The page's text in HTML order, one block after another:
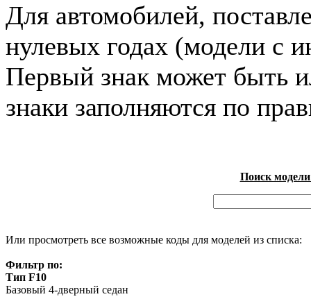
Для автомобилей,
нулевых годах (модели с
Первый знак может быть
знаки заполняются по
Поиск
Или просмотреть все возможные коды для моделей из списка:
Фильтр по:
Тип F10
Базовый 4-дверный седан